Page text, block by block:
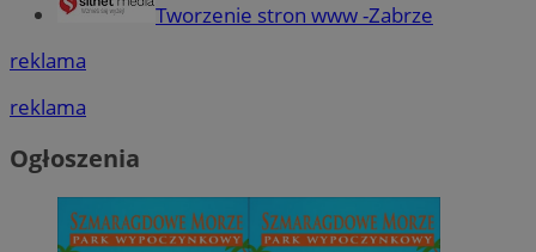
Tworzenie stron www -Zabrze
reklama
reklama
Ogłoszenia